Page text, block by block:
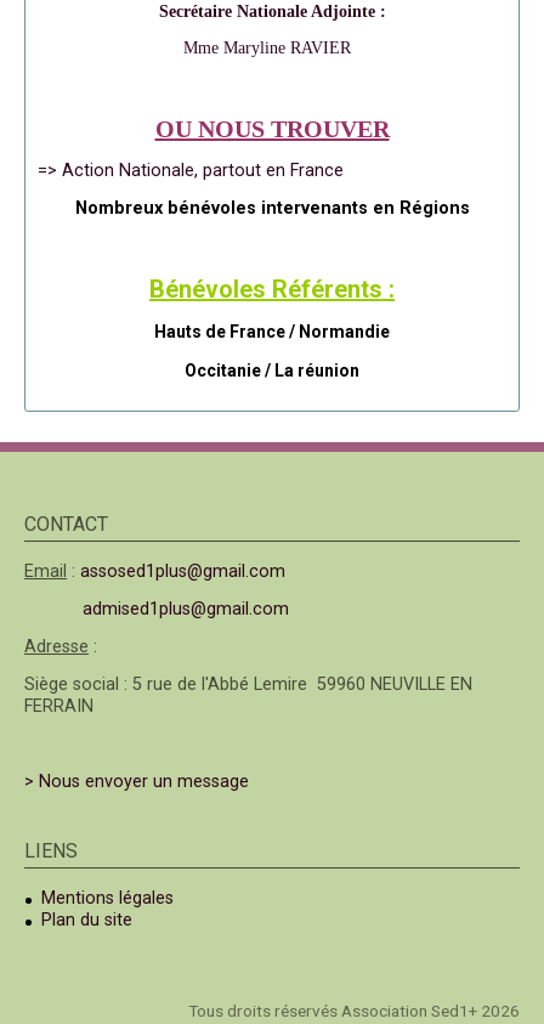
Secrétaire Nationale Adjointe :
Mme Maryline RAVIER
OU NOUS TROUVER
=> Action Nationale, partout en France
Nombreux bénévoles intervenants en Régions
Bénévoles Référents :
Hauts de France / Normandie
Occitanie / La réunion
CONTACT
Email : assosed1plus@gmail.com
admised1plus@gmail.com
Adresse :
Siège social : 5 rue de l'Abbé Lemire 59960 NEUVILLE EN
FERRAIN
> Nous envoyer un message
LIENS
Mentions légales
Plan du site
Tous droits réservés Association Sed1+ 2026